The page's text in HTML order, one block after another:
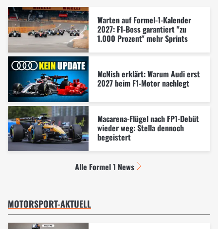
Warten auf Formel-1-Kalender
2027: F1-Boss garantiert "zu
1.000 Prozent" mehr Sprints
McNish erklärt: Warum Audi erst
2027 beim F1-Motor nachlegt
Macarena-Flügel nach FP1-Debüt
wieder weg: Stella dennoch
begeistert
Alle Formel 1 News
MOTORSPORT-AKTUELL